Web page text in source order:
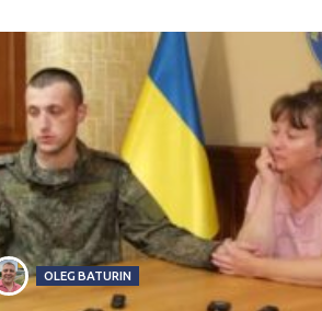
OLEG BATURIN